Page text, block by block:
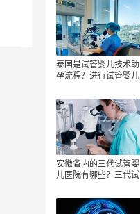
泰国是试管婴儿技术助
孕流程？进行试管婴儿
安徽省内的三代试管婴
儿医院有哪些？三代试
试管医院试管婴儿成功
率高吗？